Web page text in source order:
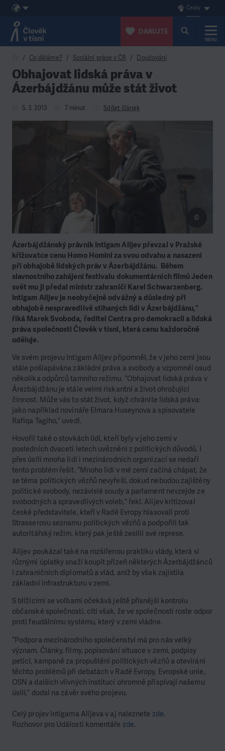
Přeskočit na obsah
Česky
DARUJTE
MENU
Co děláme? Sociální práce v ČR Doučování
Obhajovat lidská práva v
Ázerbájdžánu může stát život
5. 3. 2013 7 minut Sdílet článek
Ázerbájdžánský právník Intigam Alijev převzal v Pražské
křižovatce cenu Homo Homini za svou odvahu a nasazení
při obhajobě lidských práv v Ázerbájdžánu. Během
slavnostního zahájení festivalu dokumentárních filmů Jeden
svět mu ji předal ministr zahraničí Karel Schwarzenberg.
Intigam Alijev je neobyčejně odvážný a důsledný při
obhajobě nespravedlivě stíhaných lidí v Ázerbájdžánu,”
říká Marek Svoboda, ředitel Centra pro demokracii a lidská
práva společnosti Člověk v tísni, která cenu každoročně
uděluje.
©
Ve svém projevu Intigam Alijev připomněl, že v jeho zemi jsou
stále pošlapávána zákládní práva a svobody a vzpomněl osud
několika odpůrců tamního režimu. “Obhajovat lidská práva v
Árezbájdžánu je stále velmi riskantní a život ohrožující
činnost. Může vás to stát život, když chráníte lidská práva:
jako například novináře Elmara Huseynova a spisovatele
Rafiqa Tagiho,” uvedl.
Hovořil také o stovkách lidí, kteří byly v jeho zemi v
posledních dvaceti letech uvězněni z politických důvodů. I
přes úsílí mnoha lidí i mezinárodních organizací se nedaří
tento problém řešit. “Mnoho lidí v mé zemi začíná chápat, že
se téma politických vězňů nevyřeší, dokud nebudou zajištěny
politické svobody, nezávislé soudy a parlament nevzejde ze
svobodných a spravedlivých voleb,” řekl. Alijev kritizoval
české představitele, kteří v Radě Evropy hlasovali proti
Strasserovu seznamu politických vězňů a podpořili tak
autoritářský režim, který pak ještě zesílil své represe.
Alijev poukázal také na rozšířenou praktiku vlády, která si
různými úplatky snaží koupit přízeň některých Ázerbájdžánců
i zahraničních diplomatů a vlád, aniž by však zajistila
základní infrastrukturu v zemi.
S blížícími se volbami očekává ještě přísnější kontrolu
občanské společnosti. cítí však, že ve společnosti roste odpor
proti feudálnímu systému, který v zemi vládne.
“Podpora mezinárodního společenství má pro nás velký
význam. Články, filmy, popisování situace v zemi, podpisy
peticí, kampaně za propuštění politických vězňů a otevírání
těchto problémů při debatách v Radě Evropy, Evropské unie,
OSN a dalších vlivných institucí ohromně přispívají našemu
úsilí,” dodal na závěr svého projevu.
Celý projev Intigama Alijeva v aj naleznete zde.
Rozhovor pro Události komentáře zde.